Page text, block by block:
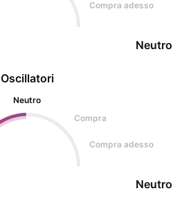
Oscillatori
Neutro
Compra
Compra adesso
Neutro
Compra adesso
Neutro